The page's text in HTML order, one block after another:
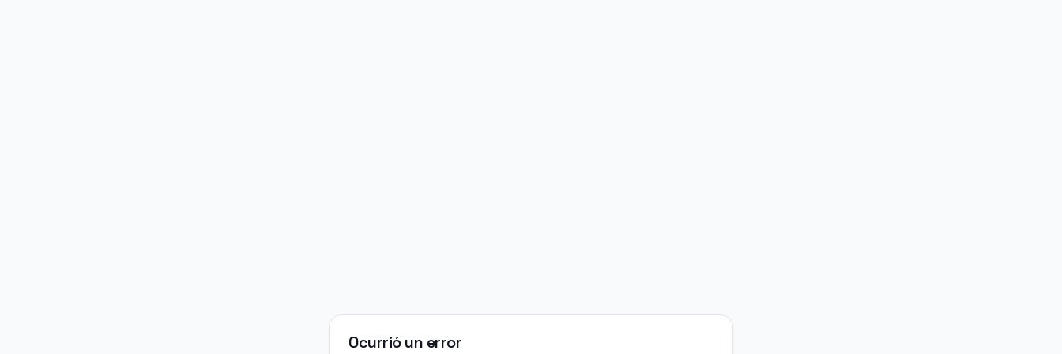
Ocurrió un error